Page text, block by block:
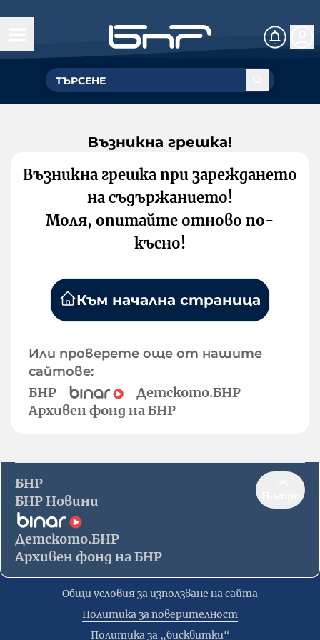
Възникна грешка!
Възникна грешка при зареждането
на съдържанието!
Моля, опитайте отново по-
късно!
Към начална страница
Или проверете още от нашите
сайтове:
БНР
Детското.БНР
Архивен фонд на БНР
БНР
БНР Новини
Детското.БНР
Архивен фонд на БНР
Общи условия за използване на сайта
Политика за поверителност
Политика за „бисквитки“